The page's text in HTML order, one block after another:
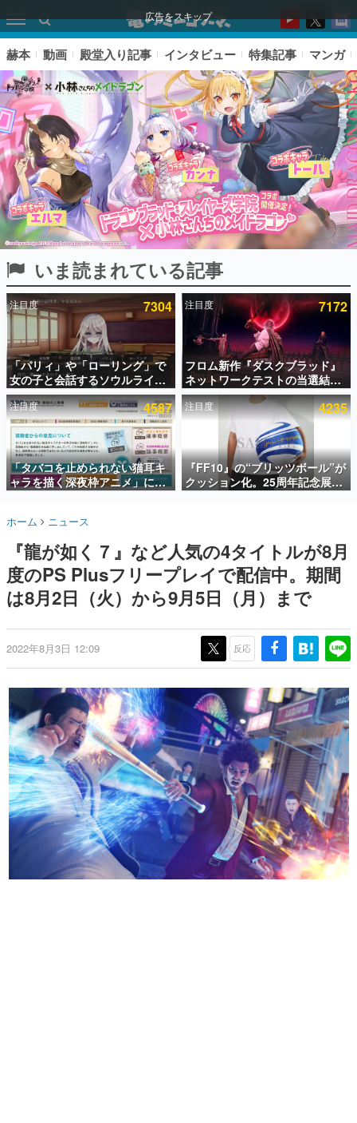
広告をスキップ
ピックアップ
電ファミのいま読まれている記事ランキング
アプリセール情報
インタビュー
連載・特集一覧
殿堂入り記事
SNS拡散数が数千以上！ ページビュー数万以上！ などな
ど。多くの人々に読まれた、電ファミ渾身の“殿堂入り”記
事をまとめました。
名作ゲームクリエイターの方々に製作時のエピソードをお
きます。
赫本
この物語を解いてはいけない。『赫本』は、〈試験問題〉
の形をした短編ホラー小説集です。
これからのデジタルゲーム市場を担う若きクリエイター達
の姿を追い、彼らのルーツと情熱を探っていきます。
ゲーム世代の作家たち
ゲームに多大な影響を受けた作家さんに取材し、ゲームが
日本のコンテンツ産業やカルチャーに与えた影響を探る企
画です。
日本モバイルゲーム産業史
日本のモバイルゲーム史における主要なトピック・タイト
ルを網羅するほか、開発者へのインタビューや識者による
解説を掲載。約20年の歴史が一望できる決定版！
若ゲのいたり〜ゲームクリエイターの青春〜
『うつヌケ』『ペンと箸』等で知られるマンガ家・田中圭
一先生によるゲーム業界レポートマンガです。
赫本 動画 殿堂入り記事 インタビュー 特集記事 マンガ
いま読まれている記事
注目度 7304
「パリィ」や「ローリング」で
女の子と会話するソウルライク
恋愛ゲーム『小早川さんはソウ
ルライク』無料公開。返事に失
敗すると「YOU DIED」
注目度 7172
フロム新作『ダスクブラッド』
ネットワークテストの当選結果
が8月7日22時に発表。応募サイ
トのマイページから確認可能、
テスト実施は8月21日～24日
注目度 4587
「タバコを止められない猫耳キ
ャラを描く深夜枠アニメ」に視
聴者の一部から批判意見。違法
て、BPOが議論を交わす
注目度 4235
『FF10』の“ブリッツボール”が
クッション化。25周年記念展
「FINAL FANTASY X
ホーム ニュース
『龍が如く７』など人気の4タイトルが8月
度のPS Plusフリープレイで配信中。期間
は8月2日（火）から9月5日（月）まで
2022年8月3日 12:09 反応